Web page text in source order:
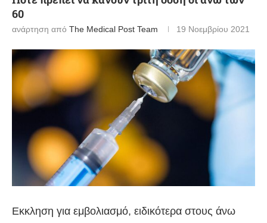
60
ανάρτηση από The Medical Post Team 19 Νοεμβρίου 2021
Εκκληση για εμβολιασμό, ειδικότερα στους άνω